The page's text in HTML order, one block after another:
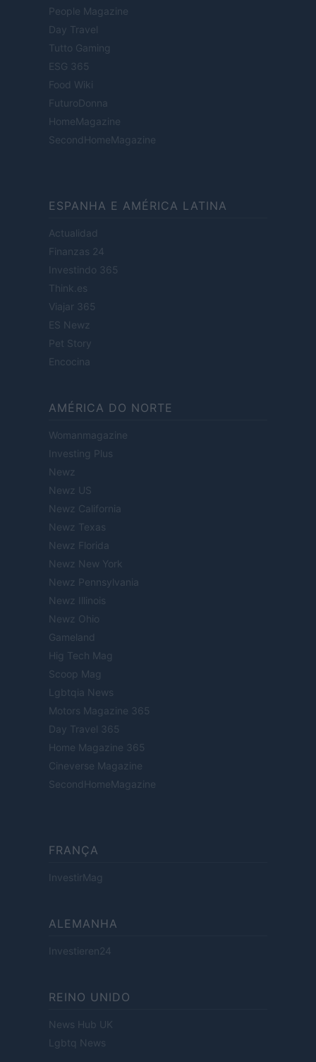
People Magazine
Day Travel
Tutto Gaming
ESG 365
Food Wiki
FuturoDonna
HomeMagazine
SecondHomeMagazine
ESPANHA E AMÉRICA LATINA
Actualidad
Finanzas 24
Investindo 365
Think.es
Viajar 365
ES Newz
Pet Story
Encocina
AMÉRICA DO NORTE
Womanmagazine
Investing Plus
Newz
Newz US
Newz California
Newz Texas
Newz Florida
Newz New York
Newz Pennsylvania
Newz Illinois
Newz Ohio
Gameland
Hig Tech Mag
Scoop Mag
Lgbtqia News
Motors Magazine 365
Day Travel 365
Home Magazine 365
Cineverse Magazine
SecondHomeMagazine
FRANÇA
InvestirMag
ALEMANHA
Investieren24
REINO UNIDO
News Hub UK
Lgbtq News